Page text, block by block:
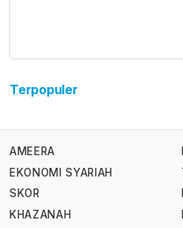
Terpopuler
AMEERA
EKONOMI SYARIAH
SKOR
KHAZANAH